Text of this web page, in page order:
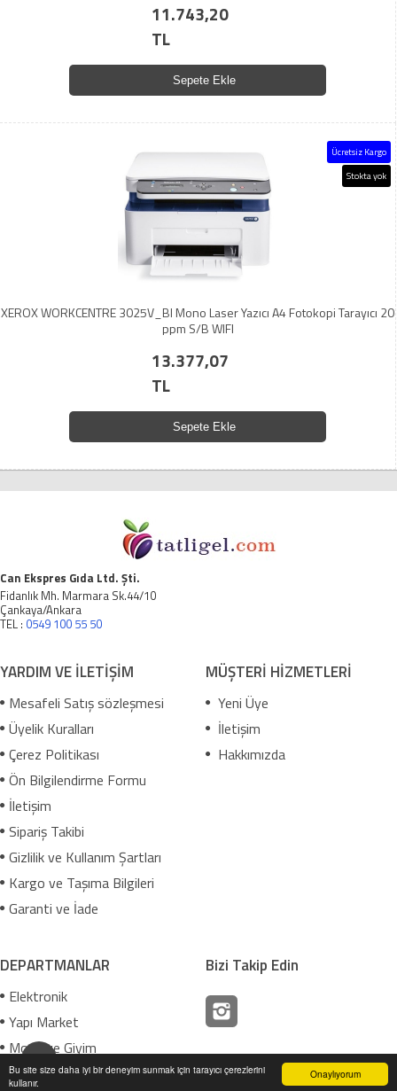
Onaylıyorum
Bu site size daha iyi bir deneyim sunmak için tarayıcı çerezlerini
kullanır.
11.743,20
TL
Sepete Ekle
Ücretsiz Kargo
Stokta yok
XEROX WORKCENTRE 3025V_BI Mono Laser Yazıcı A4 Fotokopi Tarayıcı 20
ppm S/B WIFI
13.377,07
TL
Sepete Ekle
Can Ekspres Gıda Ltd. Şti.
Fidanlık Mh. Marmara Sk.44/10
Çankaya/Ankara
TEL : 0549 100 55 50
YARDIM VE İLETİŞİM
Mesafeli Satış sözleşmesi
Üyelik Kuralları
Çerez Politikası
Ön Bilgilendirme Formu
İletişim
Sipariş Takibi
Gizlilik ve Kullanım Şartları
Kargo ve Taşıma Bilgileri
Garanti ve İade
MÜŞTERİ HİZMETLERİ
Yeni Üye
İletişim
Hakkımızda
DEPARTMANLAR
Elektronik
Yapı Market
Moda ve Giyim
Bizi Takip Edin
ShopPHP | v5